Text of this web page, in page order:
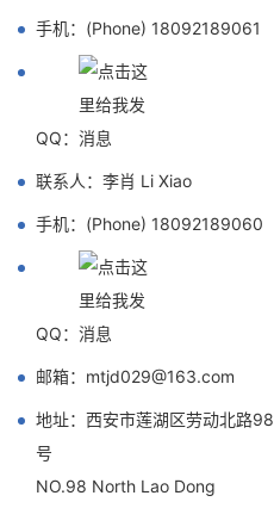
手机：(Phone) 18092189061
QQ：
联系人：李肖 Li Xiao
手机：(Phone) 18092189060
QQ：
邮箱：mtjd029@163.com
地址：西安市莲湖区劳动北路98
号
NO.98 North Lao Dong